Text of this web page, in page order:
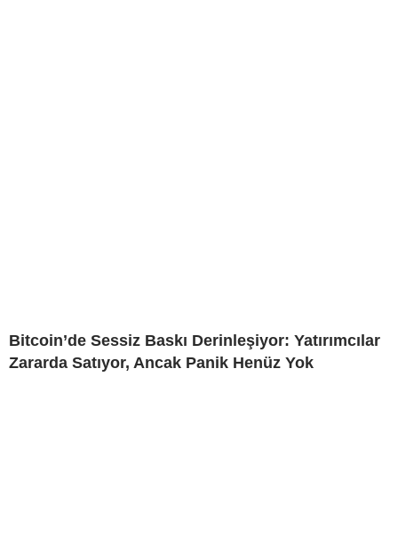
Bitcoin’de Sessiz Baskı Derinleşiyor: Yatırımcılar
Zararda Satıyor, Ancak Panik Henüz Yok